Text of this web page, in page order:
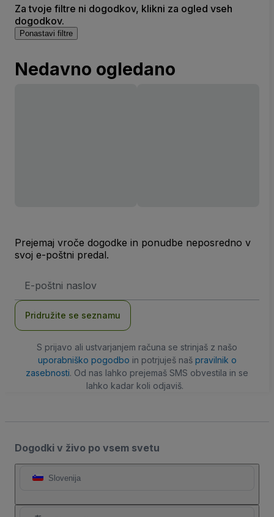
Za tvoje filtre ni dogodkov, klikni za ogled vseh
dogodkov.
Ponastavi filtre
Nedavno ogledano
Prejemaj vroče dogodke in ponudbe neposredno v
svoj e-poštni predal.
naslov
Pridružite se seznamu
S prijavo ali ustvarjanjem računa se strinjaš z našo
uporabniško pogodbo in potrjuješ naš pravilnik o
zasebnosti. Od nas lahko prejemaš SMS obvestila in se
lahko kadar koli odjaviš.
Dogodki v živo po vsem svetu
Slovenija